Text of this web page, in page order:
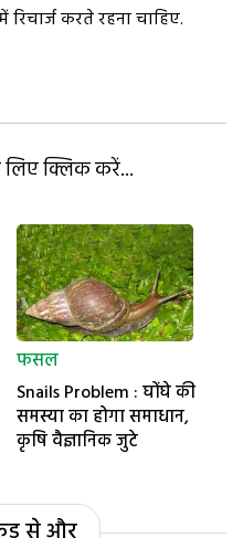
करते रहना चाहिए.
क्लिक करें...
फसल
Snails Problem : घोंघे की
समस्या का होगा समाधान,
कृषि वैज्ञानिक जुटे